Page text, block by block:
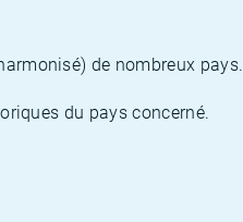
de nombreux pays.
du pays concerné.